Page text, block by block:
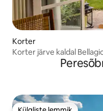
Korter
Korter järve kaldal